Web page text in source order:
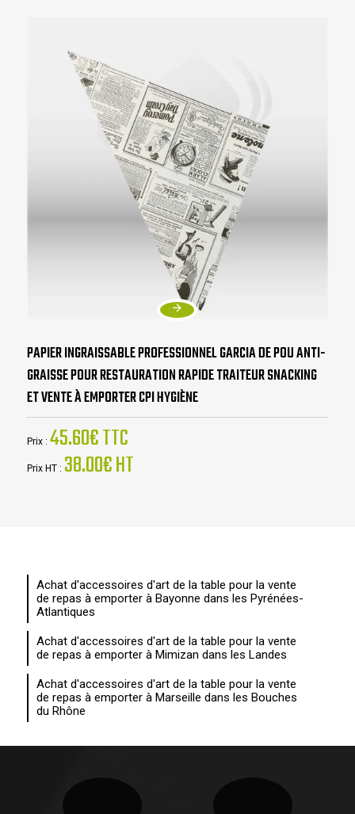
PAPIER INGRAISSABLE PROFESSIONNEL GARCIA DE POU ANTI-
GRAISSE POUR RESTAURATION RAPIDE TRAITEUR SNACKING
ET VENTE À EMPORTER CPI HYGIÈNE
Prix : 45.60€ TTC
Prix HT : 38.00€ HT
Achat d'accessoires d'art de la table pour la vente
de repas à emporter à Bayonne dans les Pyrénées-
Atlantiques
Achat d'accessoires d'art de la table pour la vente
de repas à emporter à Mimizan dans les Landes
Achat d'accessoires d'art de la table pour la vente
de repas à emporter à Marseille dans les Bouches
du Rhône